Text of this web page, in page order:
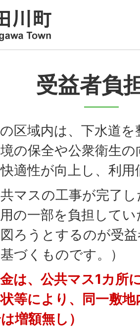
受益者負
区域内は、下水道
の保全や公衆衛生
適性が向上し、利
マスの工事が完了
の一部を負担して
ろうとするのが受
づくものです。）
は、公共マス1カ所
状等により、同一敷
増額無し）